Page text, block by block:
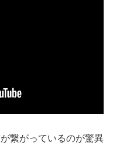
繋がっているのが驚異